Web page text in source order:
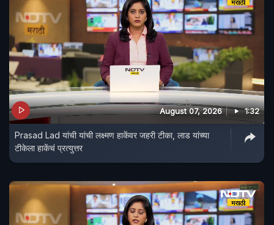
August 07, 2026 1:32
Prasad Lad यांची यांची लक्ष्मण हाकेंवर जहरी टीका, लाड यांच्या
टीकेला हाकेंचं प्रत्युत्तर